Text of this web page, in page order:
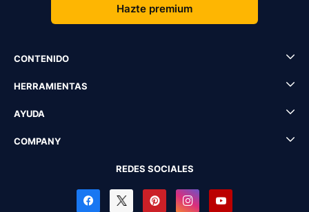
Hazte premium
CONTENIDO
HERRAMIENTAS
AYUDA
COMPANY
REDES SOCIALES